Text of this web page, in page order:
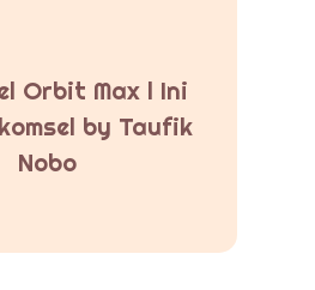
Orbit Max l Ini
by Taufik
Nobo